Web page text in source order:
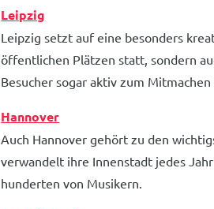
Leipzig
Leipzig setzt auf eine besonders
öffentlichen Plätzen statt, sondern
Besucher sogar aktiv zum Mitmachen
Hannover
Auch Hannover gehört zu den
verwandelt ihre Innenstadt jedes
hunderten von Musikern.